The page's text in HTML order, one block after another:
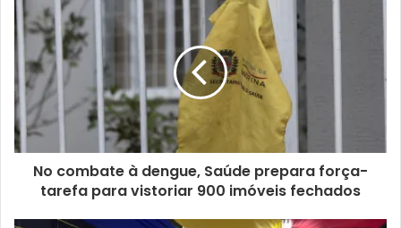
No combate à dengue, Saúde prepara força-
tarefa para vistoriar 900 imóveis fechados